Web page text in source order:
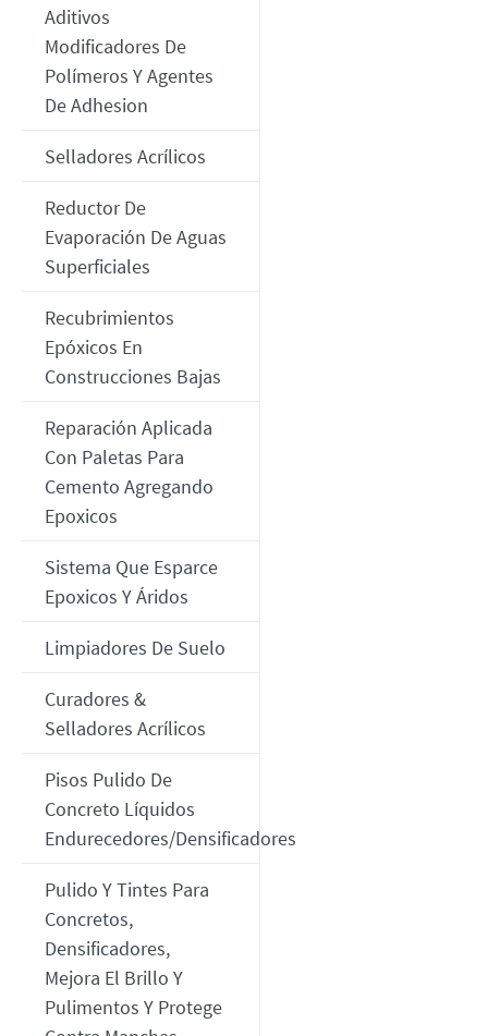
Aditivos
Modificadores De
Polímeros Y Agentes
De Adhesion
Selladores Acrílicos
Reductor De
Evaporación De Aguas
Superficiales
Recubrimientos
Epóxicos En
Construcciones Bajas
Reparación Aplicada
Con Paletas Para
Cemento Agregando
Epoxicos
Sistema Que Esparce
Epoxicos Y Áridos
Limpiadores De Suelo
Curadores &
Selladores Acrílicos
Pisos Pulido De
Concreto Líquidos
Endurecedores/Densificadores
Pulido Y Tintes Para
Concretos,
Densificadores,
Mejora El Brillo Y
Pulimentos Y Protege